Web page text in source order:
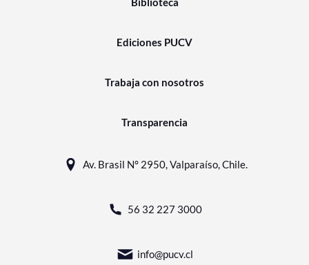
Ediciones PUCV
Trabaja con nosotros
Transparencia
Av. Brasil N° 2950, Valparaíso, Chile.
56 32 227 3000
info@pucv.cl